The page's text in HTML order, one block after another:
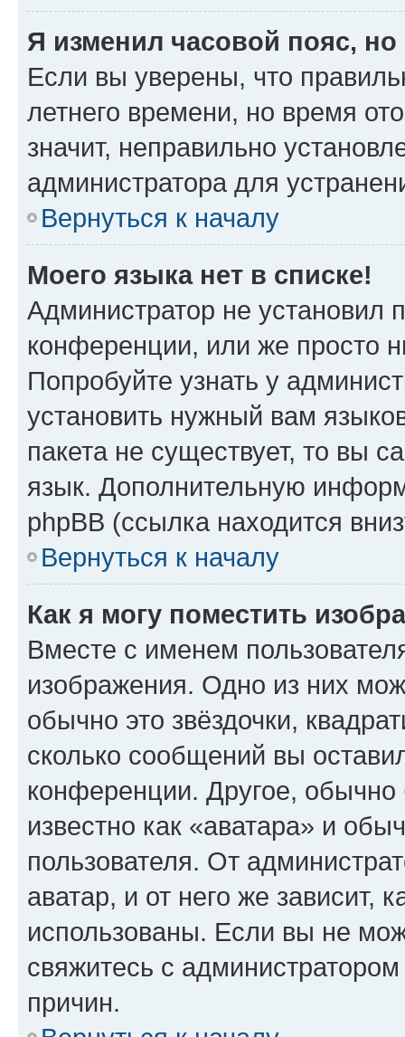
Я изменил часовой пояс,
Если вы уверены, что
летнего времени, но время
значит, неправильно
администратора для
Вернуться к началу
Моего языка нет в списке!
Администратор не установил
конференции, или же просто
Попробуйте узнать у
установить нужный вам
пакета не существует, то вы
язык. Дополнительную
phpBB (ссылка находится
Вернуться к началу
Как я могу поместить
Вместе с именем
изображения. Одно из них
обычно это звёздочки,
сколько сообщений вы
конференции. Другое,
известно как «аватара» и
пользователя. От
аватар, и от него же зависит,
использованы. Если вы не
свяжитесь с
причин.